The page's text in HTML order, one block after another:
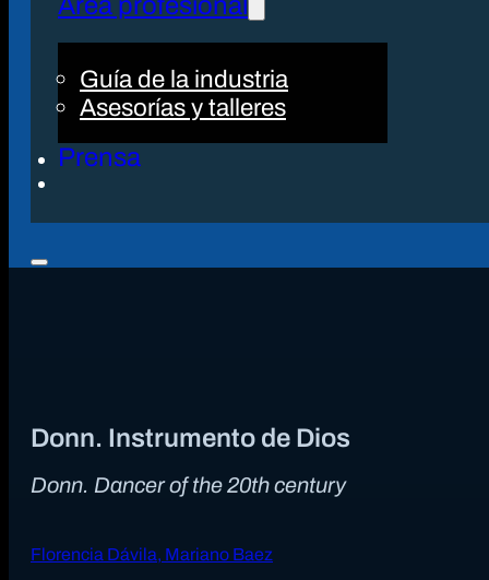
Guía de la industria
Asesorías y talleres
Prensa
Donn. Instrumento de Dios
Donn. Dancer of the 20th century
Florencia Dávila, Mariano Baez